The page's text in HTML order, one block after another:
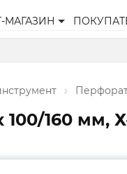
МАГАЗИН
160 мм,